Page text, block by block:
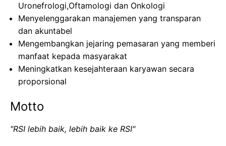
Uronefrologi,Oftamologi dan Onkologi
Menyelenggarakan manajemen yang transparan
dan akuntabel
Mengembangkan jejaring pemasaran yang memberi
manfaat kepada masyarakat
Meningkatkan kesejahteraan karyawan secara
proporsional
Motto
"RSI lebih baik, lebih baik ke RSI"